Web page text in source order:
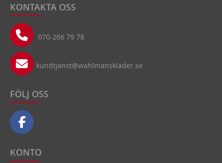
KONTAKTA OSS
070-266 79 78
kundtjanst@wahlmansklader.se
FÖLJ OSS
KONTO